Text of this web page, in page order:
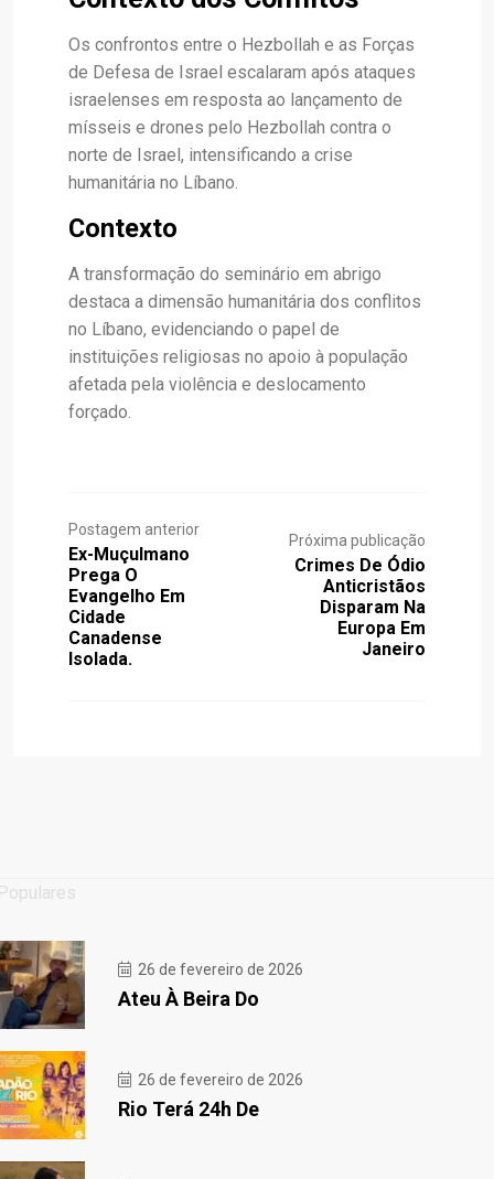
Os confrontos entre o Hezbollah e as Forças
de Defesa de Israel escalaram após ataques
israelenses em resposta ao lançamento de
mísseis e drones pelo Hezbollah contra o
norte de Israel, intensificando a crise
humanitária no Líbano.
Contexto
A transformação do seminário em abrigo
destaca a dimensão humanitária dos conflitos
no Líbano, evidenciando o papel de
instituições religiosas no apoio à população
afetada pela violência e deslocamento
forçado.
Postagem anterior
Ex-Muçulmano
Prega O
Evangelho Em
Cidade
Canadense
Isolada.
Próxima publicação
Crimes De Ódio
Anticristãos
Disparam Na
Europa Em
Janeiro
26 de fevereiro de 2026
Ateu À Beira Do
26 de fevereiro de 2026
Rio Terá 24h De